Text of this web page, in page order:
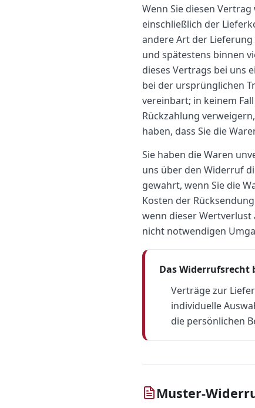
Wenn Sie diesen
einschließlich der
andere Art der
und spätestens binnen
dieses Vertrags bei uns
bei der ursprünglichen
vereinbart; in keinem
Rückzahlung
haben, dass Sie die
Sie haben die Waren
uns über den Widerruf
gewahrt, wenn Sie die
Kosten der
wenn dieser Wertverlust
nicht notwendigen
Das Widerrufsrecht
Verträge zur
individuelle
die persönlichen
Muster-